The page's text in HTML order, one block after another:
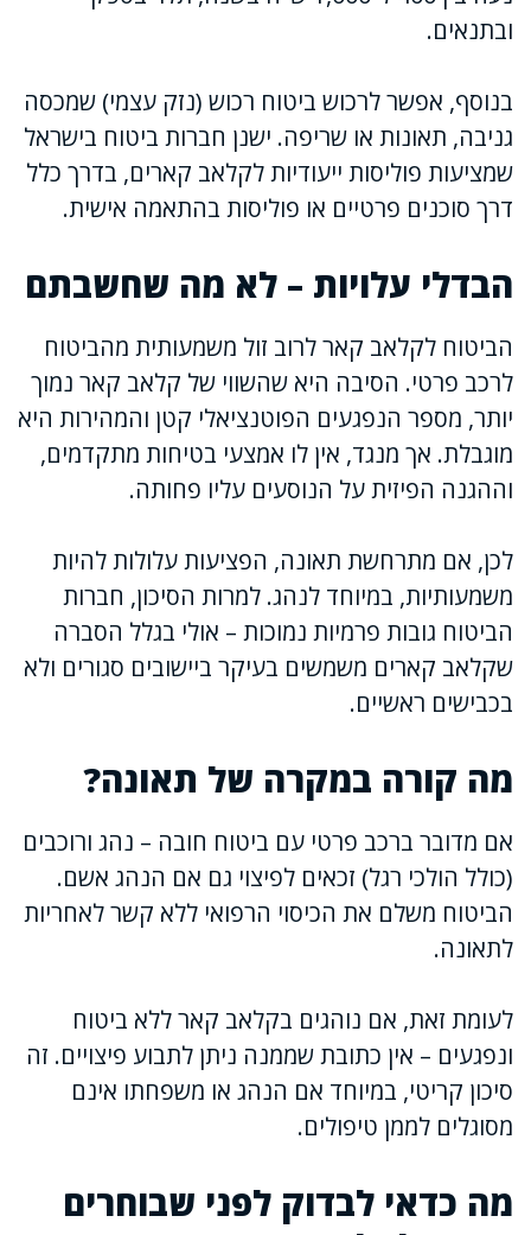
ובתנאים.
בנוסף, אפשר לרכוש ביטוח רכוש (נזק עצמי) שמכסה
גניבה, תאונות או שריפה. ישנן חברות ביטוח בישראל
שמציעות פוליסות ייעודיות לקלאב קארים, בדרך כלל
דרך סוכנים פרטיים או פוליסות בהתאמה אישית.
הבדלי עלויות – לא מה שחשבתם
הביטוח לקלאב קאר לרוב זול משמעותית מהביטוח
לרכב פרטי. הסיבה היא שהשווי של קלאב קאר נמוך
יותר, מספר הנפגעים הפוטנציאלי קטן והמהירות היא
מוגבלת. אך מנגד, אין לו אמצעי בטיחות מתקדמים,
וההגנה הפיזית על הנוסעים עליו פחותה.
לכן, אם מתרחשת תאונה, הפציעות עלולות להיות
משמעותיות, במיוחד לנהג. למרות הסיכון, חברות
הביטוח גובות פרמיות נמוכות – אולי בגלל הסברה
שקלאב קארים משמשים בעיקר ביישובים סגורים ולא
בכבישים ראשיים.
מה קורה במקרה של תאונה?
אם מדובר ברכב פרטי עם ביטוח חובה – נהג ורוכבים
(כולל הולכי רגל) זכאים לפיצוי גם אם הנהג אשם.
הביטוח משלם את הכיסוי הרפואי ללא קשר לאחריות
לתאונה.
לעומת זאת, אם נוהגים בקלאב קאר ללא ביטוח
ונפגעים – אין כתובת שממנה ניתן לתבוע פיצויים. זה
סיכון קריטי, במיוחד אם הנהג או משפחתו אינם
מסוגלים לממן טיפולים.
מה כדאי לבדוק לפני שבוחרים